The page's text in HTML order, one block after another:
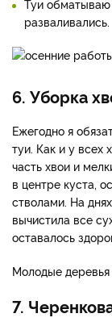
Туи обматываю
разваливались.
6. Уборка
Ежегодно я
туи. Как и у всех
часть хвои и
в центре куста,
стволами. На
вычистила все
оставалось
Молодые деревья
7.